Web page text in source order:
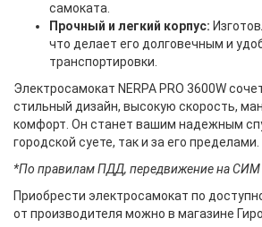
самоката.
Прочный и легкий корпус:
что делает его долговечным и
транспортировки.
Электросамокат NERPA PRO 3600W
стильный дизайн, высокую скорость,
комфорт. Он станет вашим надежным
городской суете, так и за его пределами.
*По правилам ПДД, передвижение на СИМ
Приобрести электросамокат по
от производителя можно в магазине